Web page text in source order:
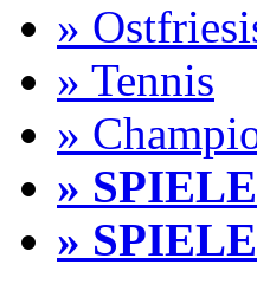
»
» Tennis
»
»
»